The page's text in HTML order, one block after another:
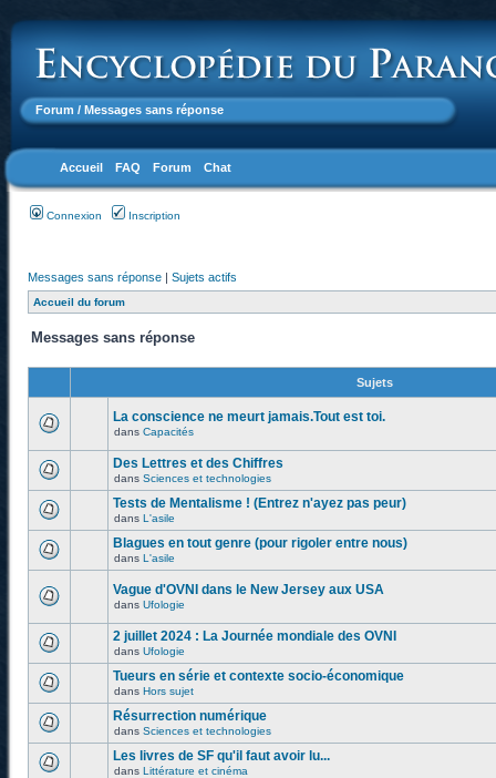
Forum / Messages sans réponse
Accueil FAQ Forum Chat
Connexion Inscription
Messages sans réponse | Sujets actifs
Accueil du forum
Messages sans réponse
Sujets
La conscience ne meurt jamais.Tout est toi.
dans Capacités
Des Lettres et des Chiffres
dans Sciences et technologies
Tests de Mentalisme ! (Entrez n'ayez pas peur)
dans L'asile
Blagues en tout genre (pour rigoler entre nous)
dans L'asile
Vague d'OVNI dans le New Jersey aux USA
dans Ufologie
2 juillet 2024 : La Journée mondiale des OVNI
dans Ufologie
Tueurs en série et contexte socio-économique
dans Hors sujet
Résurrection numérique
dans Sciences et technologies
Les livres de SF qu'il faut avoir lu...
dans Littérature et cinéma